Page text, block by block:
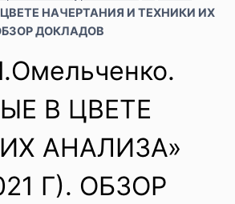
НАЧЕРТАНИЯ И ТЕХНИКИ ИХ
ДОКЛАДОВ
В ЦВЕТЕ
АНАЛИЗА»
Г). ОБЗОР